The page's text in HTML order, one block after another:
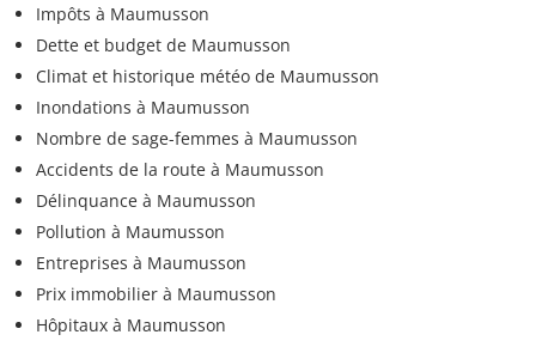
Impôts à Maumusson
Dette et budget de Maumusson
Climat et historique météo de Maumusson
Inondations à Maumusson
Nombre de sage-femmes à Maumusson
Accidents de la route à Maumusson
Délinquance à Maumusson
Pollution à Maumusson
Entreprises à Maumusson
Prix immobilier à Maumusson
Hôpitaux à Maumusson